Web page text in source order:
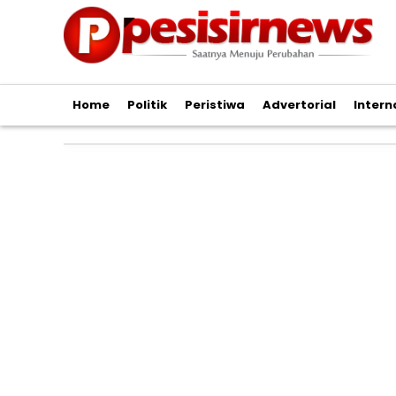
Home Politik Peristiwa Advertorial